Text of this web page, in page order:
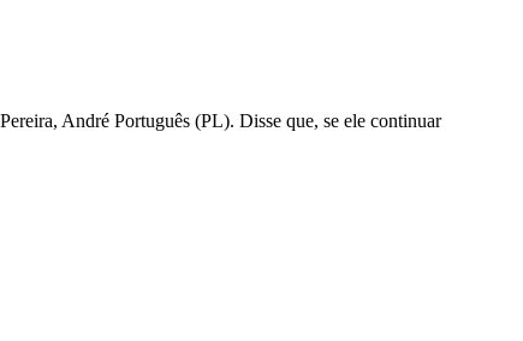
André Português (PL). Disse que, se ele continuar